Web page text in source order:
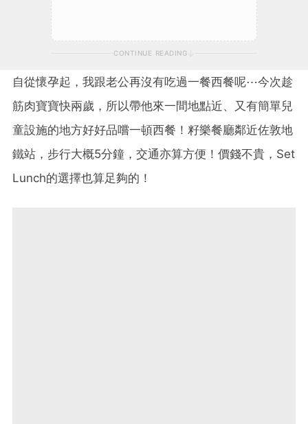
CONTINUE READING
自從懷孕起，我跟老公再沒有吃過一餐西餐呢⋯今次趁
筋肉寶寶快兩歲，所以帶他來一間地點近、又有簡單兒
童設施的地方好好品嚐一頓西餐！籽樂餐廳鄰近佐敦地
鐵站，步行大概5分鐘，交通亦算方便！價錢不貴，Set
Lunch的選擇也算足夠的！